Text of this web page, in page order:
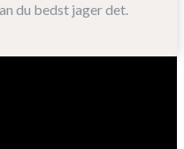
du bedst jager det.